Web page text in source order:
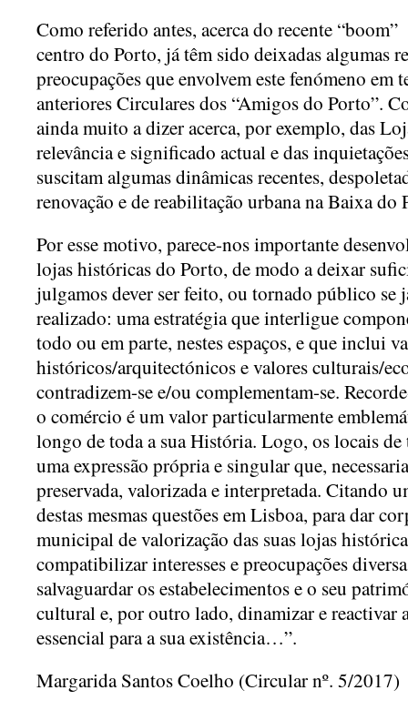
Como referido antes, acerca do recente
centro do Porto, já têm sido deixadas algumas
preocupações que envolvem este fenómeno em
anteriores Circulares dos “Amigos do Porto”.
ainda muito a dizer acerca, por exemplo, das
relevância e significado actual e das
suscitam algumas dinâmicas recentes,
renovação e de reabilitação urbana na Baixa do
Por esse motivo, parece-nos importante
lojas históricas do Porto, de modo a deixar
julgamos dever ser feito, ou tornado público se
realizado: uma estratégia que interligue
todo ou em parte, nestes espaços, e que inclui
históricos/arquitectónicos e valores culturais/
contradizem-se e/ou complementam-se.
o comércio é um valor particularmente
longo de toda a sua História. Logo, os locais
uma expressão própria e singular que,
preservada, valorizada e interpretada. Citando
destas mesmas questões em Lisboa, para dar
municipal de valorização das suas lojas
compatibilizar interesses e preocupações
salvaguardar os estabelecimentos e o seu
cultural e, por outro lado, dinamizar e reactivar
essencial para a sua existência…”.
Margarida Santos Coelho (Circular nº. 5/2017)